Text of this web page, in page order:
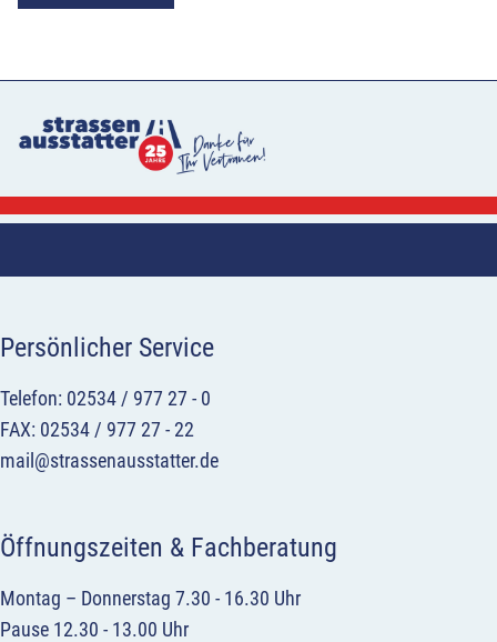
Persönlicher Service
Telefon: 02534 / 977 27 - 0
FAX: 02534 / 977 27 - 22
mail@strassenausstatter.de
Öffnungszeiten & Fachberatung
Montag – Donnerstag 7.30 - 16.30 Uhr
Pause 12.30 - 13.00 Uhr